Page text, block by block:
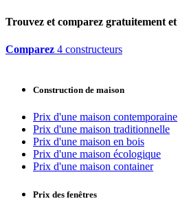
Trouvez et comparez gratuitement et
Comparez 4 constructeurs
Construction de maison
Prix d'une maison contemporaine
Prix d'une maison traditionnelle
Prix d'une maison en bois
Prix d'une maison écologique
Prix d'une maison container
Prix des fenêtres